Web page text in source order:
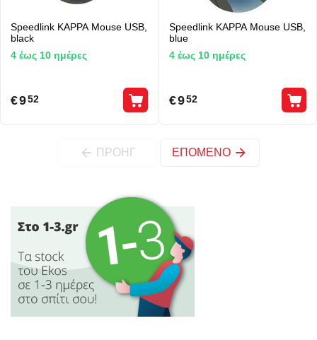
Speedlink KAPPA Mouse USB,
black
4 έως 10 ημέρες
€9 52
Speedlink KAPPA Mouse USB,
blue
4 έως 10 ημέρες
€9 52
ΠΡΟΗΓ ΕΠΌΜΕΝΟ